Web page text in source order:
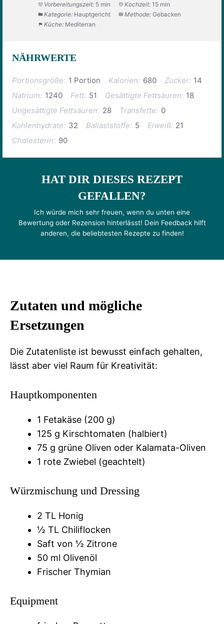
Vorbereitungszeit: 5 min Kochzeit: 15 min
Kategorie: Hauptgericht Methode: Gebacken
Küche: Mediterran
NÄHRWERTE
Portionsgröße: 1 Portion Kalorien: 680 Zucker: 14
Natrium: 1240 Fett: 51 Gesättigte Fettsäuren: 18
Ungesättigte Fettsäuren: 28 Transfette: 0
Kohlenhydrate: 32 Ballaststoffe: 5 Eiweiß: 21
Cholesterin: 90
HAT DIR DIESES REZEPT
GEFALLEN?
Ich würde mich sehr freuen, wenn du unten eine
Bewertung oder Rezension hinterlässt! Dein Feedback hilft
anderen, die beliebtesten Rezepte zu finden!
Zutaten und mögliche
Ersetzungen
Die Zutatenliste ist bewusst einfach gehalten,
lässt aber viel Raum für Kreativität:
Hauptkomponenten
1 Fetakäse (200 g)
125 g Kirschtomaten (halbiert)
75 g grüne Oliven oder Kalamata-Oliven
1 rote Zwiebel (geachtelt)
Würzmischung und Dressing
2 TL Honig
½ TL Chiliflocken
Saft von ½ Zitrone
50 ml Olivenöl
Frischer Thymian
Equipment